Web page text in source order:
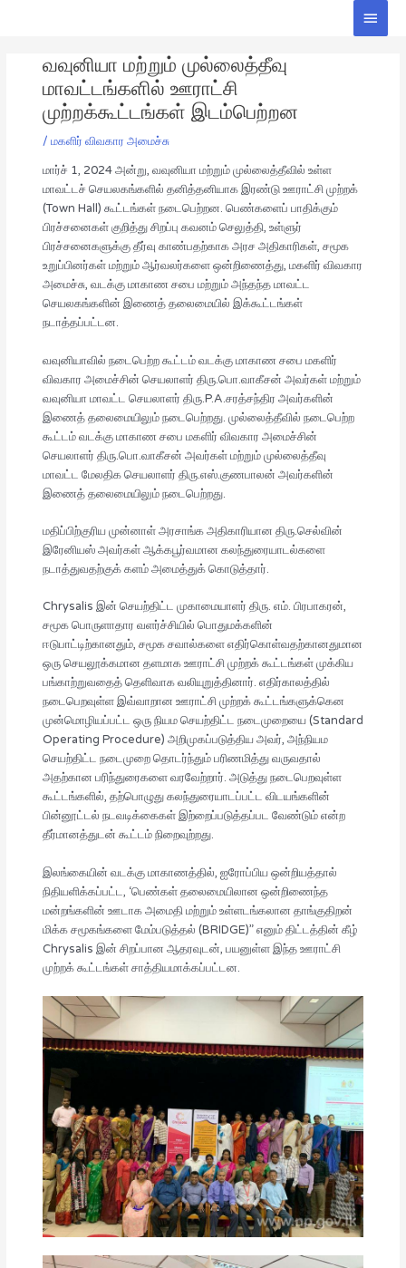
Main
வவுனியா மற்றும் முல்லைத்தீவு
மாவட்டங்களில் ஊராட்சி
முற்றக்கூட்டங்கள் இடம்பெற்றன
/ மகளிர் விவகார அமைச்சு
மார்ச் 1, 2024 அன்று, வவுனியா மற்றும் முல்லைத்தீவில் உள்ள
மாவட்டச் செயலகங்களில் தனித்தனியாக இரண்டு ஊராட்சி முற்றக்
(Town Hall) கூட்டங்கள் நடைபெற்றன. பெண்களைப் பாதிக்கும்
பிரச்சனைகள் குறித்து சிறப்பு கவனம் செலுத்தி, உள்ளுர்
பிரச்சனைகளுக்கு தீர்வு காண்பதற்காக அரச அதிகாரிகள், சமூக
உறுப்பினர்கள் மற்றும் ஆர்வலர்களை ஒன்றிணைத்து, மகளிர் விவகார
அமைச்சு, வடக்கு மாகாண சபை மற்றும் அந்தந்த மாவட்ட
செயலகங்களின் இணைத் தலைமையில் இக்கூட்டங்கள்
நடாத்தப்பட்டன.
வவுனியாவில் நடைபெற்ற கூட்டம் வடக்கு மாகாண சபை மகளிர்
விவகார அமைச்சின் செயலாளர் திரு.பொ.வாகீசன் அவர்கள் மற்றும்
வவுனியா மாவட்ட செயலாளர் திரு.P.A.சரத்சந்திர அவர்களின்
இணைத் தலைமையிலும் நடைபெற்றது. முல்லைத்தீவில் நடைபெற்ற
கூட்டம் வடக்கு மாகாண சபை மகளிர் விவகார அமைச்சின்
செயலாளர் திரு.பொ.வாகீசன் அவர்கள் மற்றும் முல்லைத்தீவு
மாவட்ட மேலதிக செயலாளர் திரு.எஸ்.குணபாலன் அவர்களின்
இணைத் தலைமையிலும் நடைபெற்றது.
மதிப்பிற்குரிய முன்னாள் அரசாங்க அதிகாரியான திரு.செல்வின்
இரேனியஸ் அவர்கள் ஆக்கபூர்வமான கலந்துரையாடல்களை
நடாத்துவதற்குக் களம் அமைத்துக் கொடுத்தார்.
Chrysalis இன் செயற்திட்ட முகாமையாளர் திரு. எம். பிரபாகரன்,
சமூக பொருளாதார வளர்ச்சியில் பொதுமக்களின்
ஈடுபாட்டிற்கானதும், சமூக சவால்களை எதிர்கொள்வதற்கானதுமான
ஒரு செயலூக்கமான தளமாக ஊராட்சி முற்றக் கூட்டங்கள் முக்கிய
பங்காற்றுவதைத் தெளிவாக வலியுறுத்தினார். எதிர்காலத்தில்
நடைபெறவுள்ள இவ்வாறான ஊராட்சி முற்றக் கூட்டங்களுக்கென
முன்மொழியப்பட்ட ஒரு நியம செயற்திட்ட நடைமுறையை (Standard
Operating Procedure) அறிமுகப்படுத்திய அவர், அந்நியம
செயற்திட்ட நடைமுறை தொடர்ந்தும் பரிணமித்து வருவதால்
அதற்கான பரிந்துரைகளை வரவேற்றார். அடுத்து நடைபெறவுள்ள
கூட்டங்களில், தற்பொழுது கலந்துரையாடப்பட்ட விடயங்களின்
பின்னூட்டல் நடவடிக்கைகள் இற்றைப்படுத்தப்பட வேண்டும் என்ற
தீர்மானத்துடன் கூட்டம் நிறைவுற்றது.
இலங்கையின் வடக்கு மாகாணத்தில், ஐரோப்பிய ஒன்றியத்தால்
நிதியளிக்கப்பட்ட, ‘பெண்கள் தலைமையிலான ஒன்றிணைந்த
மன்றங்களின் ஊடாக அமைதி மற்றும் உள்ளடங்கலான தாங்குதிறன்
மிக்க சமூகங்களை மேம்படுத்தல் (BRIDGE)” எனும் திட்டத்தின் கீழ்
Chrysalis இன் சிறப்பான ஆதரவுடன், பயனுள்ள இந்த ஊராட்சி
முற்றக் கூட்டங்கள் சாத்தியமாக்கப்பட்டன.
navigation